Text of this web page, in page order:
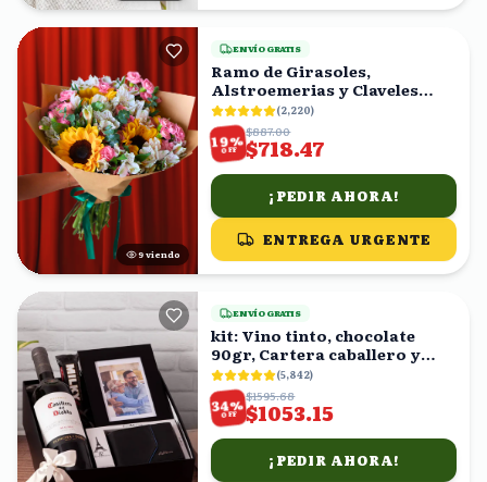
9 viendo
ENVÍO GRATIS
Ramo de Girasoles,
Alstroemerias y Claveles
Rosas
(2,220)
19%
OFF
$887.00
$718.47
¡PEDIR AHORA!
ENTREGA URGENTE
ENVÍO GRATIS
kit: Vino tinto, chocolate
90gr, Cartera caballero y
fotografía en caja
(5,842)
34%
OFF
$1595.68
$1053.15
¡PEDIR AHORA!